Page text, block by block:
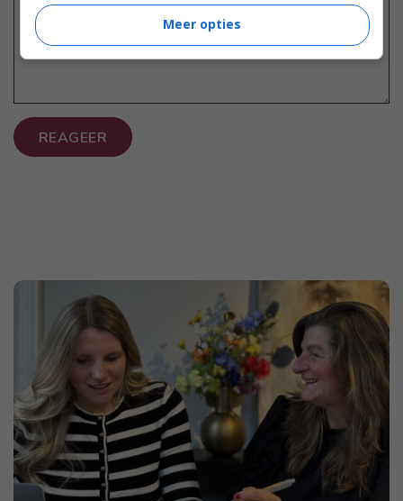
REAGEER
Meer opties